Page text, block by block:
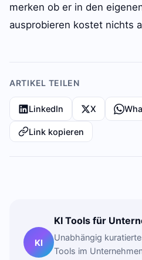
merken ob er in den
ausprobieren kostet nichts
ARTIKEL TEILEN
LinkedIn X
Link kopieren
KI
KI Tools für
Unabhängig
Tools im